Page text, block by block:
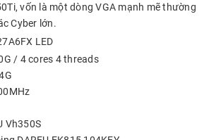
vốn là một dòng VGA mạnh mẽ thường
Cyber lớn.
LED
/ 4 cores 4 threads
Vh350S